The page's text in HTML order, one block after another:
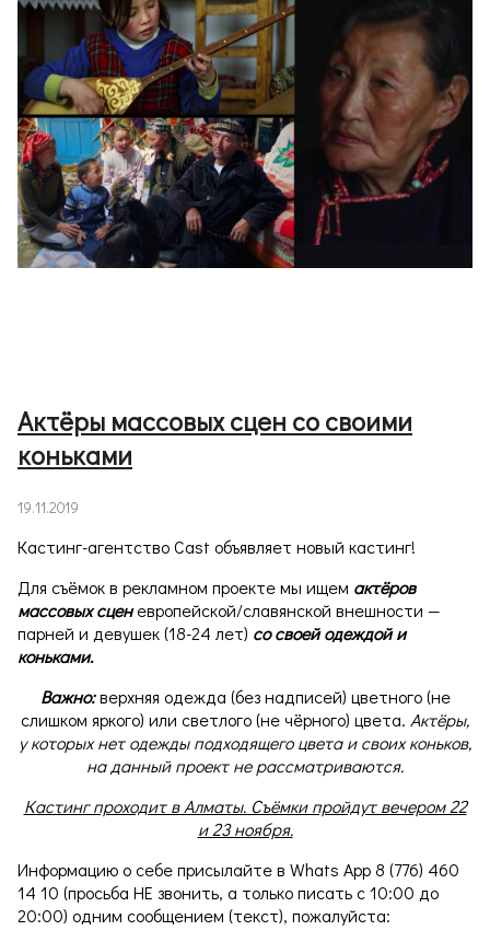
Актёры массовых сцен со своими
коньками
19.11.2019
Кастинг-агентство Cast объявляет новый кастинг!
Для съёмок в рекламном проекте мы ищем актёров
массовых сценевропейской/славянской внешности —
парней и девушек (18-24 лет) со своей одеждой и
коньками.
Важно:верхняя одежда (без надписей) цветного (не
слишком яркого) или светлого (не чёрного) цвета. Актёры,
у которых нет одежды подходящего цвета и своих коньков,
на данный проект не рассматриваются.
Кастинг проходит в Алматы. Съёмки пройдут вечером 22
и 23 ноября.
Информацию о себе присылайте в Whats App 8 (776) 460
14 10 (просьба НЕ звонить, а только писать с 10:00 до
20:00) одним сообщением (текст), пожалуйста: